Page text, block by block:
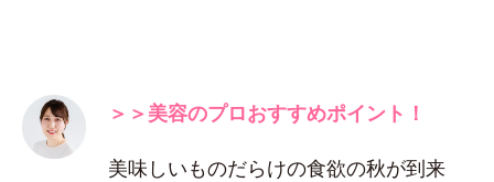
＞＞美容のプロおすすめポイント！
美味しいものだらけの食欲の秋が到来